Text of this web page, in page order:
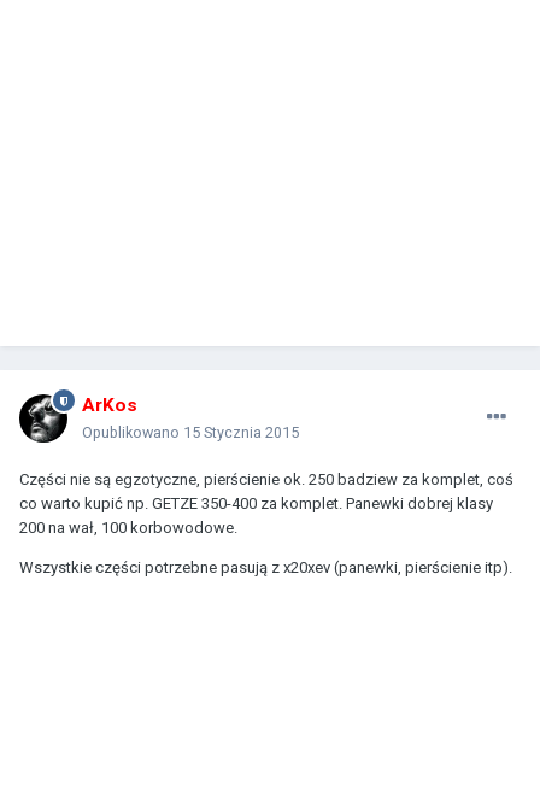
ArKos
Opublikowano 15 Stycznia 2015
Części nie są egzotyczne, pierścienie ok. 250 badziew za komplet, coś
co warto kupić np. GETZE 350-400 za komplet. Panewki dobrej klasy
200 na wał, 100 korbowodowe.
Wszystkie części potrzebne pasują z x20xev (panewki, pierścienie itp).